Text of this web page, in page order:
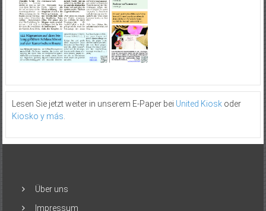
Lesen Sie jetzt weiter in unserem E-Paper bei United Kioskoder
Kiosko y más.
Über uns
Impressum